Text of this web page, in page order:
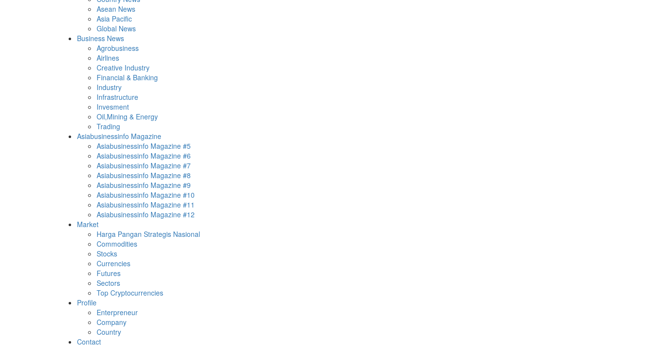
Asean News
Asia Pacific
Global News
Business News
Agrobusiness
Airlines
Creative Industry
Financial & Banking
Industry
Infrastructure
Invesment
Oil,Mining & Energy
Trading
Asiabusinessinfo Magazine
Asiabusinessinfo Magazine #5
Asiabusinessinfo Magazine #6
Asiabusinessinfo Magazine #7
Asiabusinessinfo Magazine #8
Asiabusinessinfo Magazine #9
Asiabusinessinfo Magazine #10
Asiabusinessinfo Magazine #11
Asiabusinessinfo Magazine #12
Market
Harga Pangan Strategis Nasional
Commodities
Stocks
Currencies
Futures
Sectors
Top Cryptocurrencies
Profile
Enterpreneur
Company
Country
Contact